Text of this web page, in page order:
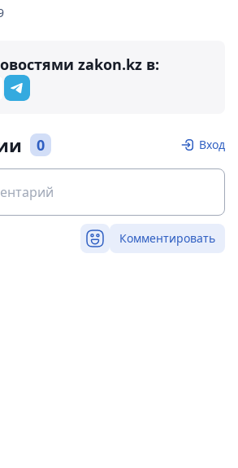
zakon.kz в:
0 Вход
Комментировать